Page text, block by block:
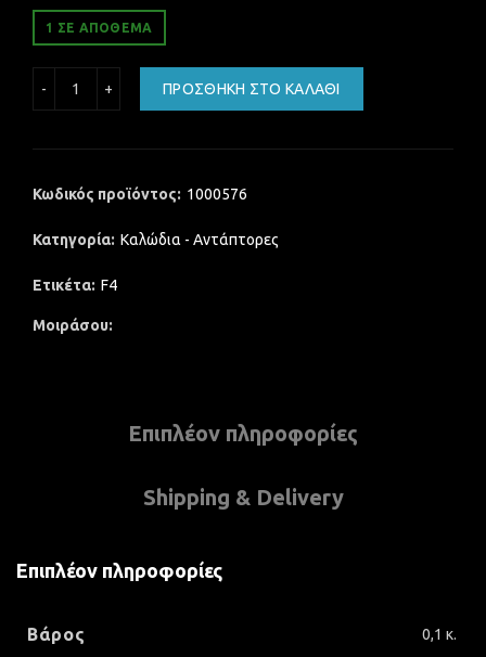
1 ΣΕ ΑΠΌΘΕΜΑ
ΠΡΟΣΘΉΚΗ ΣΤΟ ΚΑΛΆΘΙ
Κωδικός προϊόντος: 1000576
Κατηγορία: Καλώδια - Αντάπτορες
Ετικέτα: F4
Μοιράσου
Επιπλέον πληροφορίες
Shipping & Delivery
Επιπλέον πληροφορίες
Βάρος 0,1 κ.